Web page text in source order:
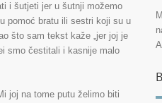
i šutjeti jer u šutnji možemo
pomoć bratu ili sestri koji su u
što sam tekst kaže „jer joj je
smo čestitali i kasnije malo
joj na tome putu želimo biti